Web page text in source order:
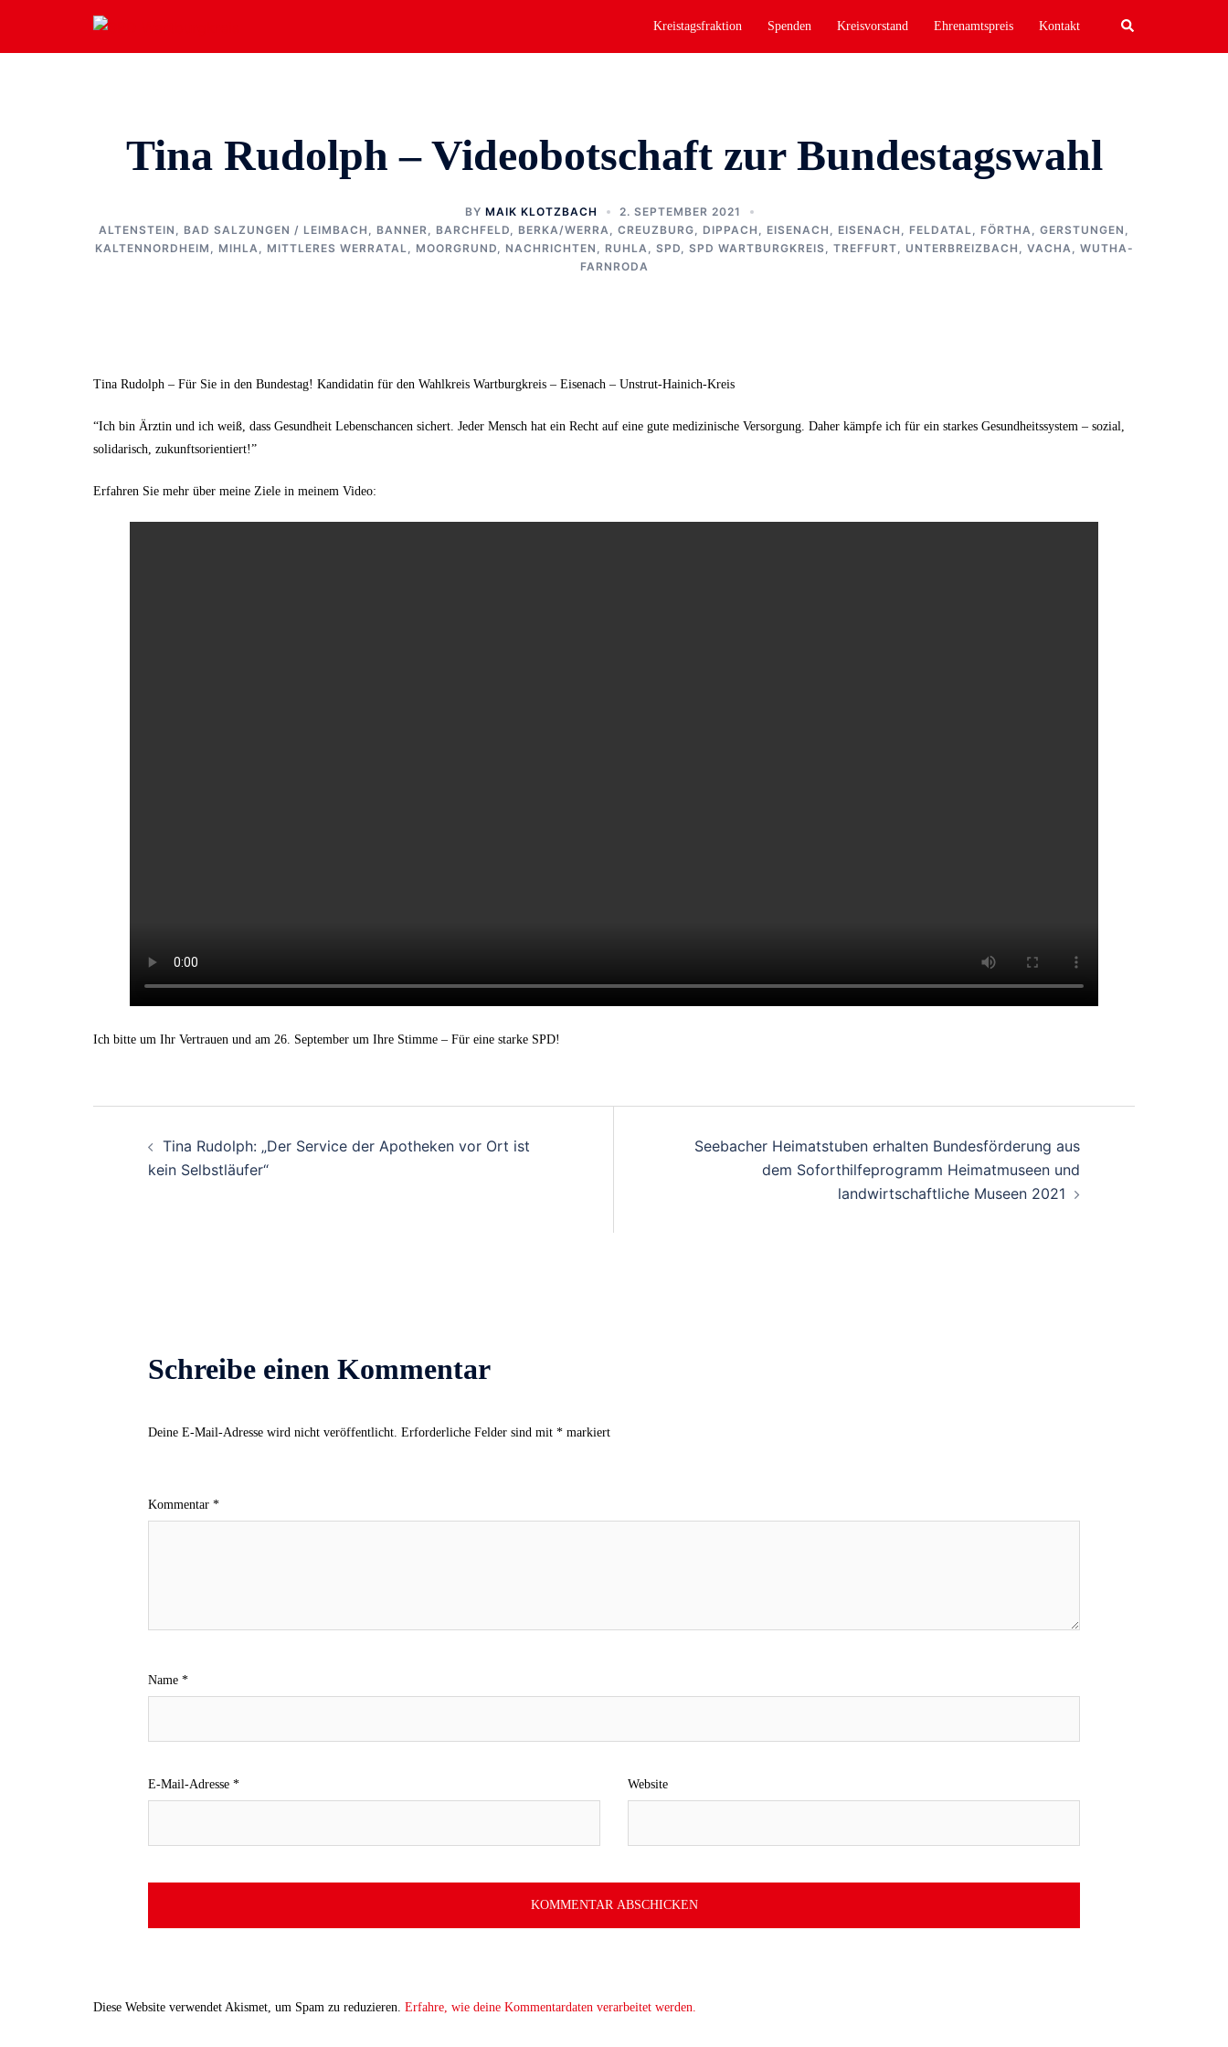
springen
Kreistagsfraktion Spenden Kreisvorstand Ehrenamtspreis Kontakt Search
Tina Rudolph – Videobotschaft zur Bundestagswahl
BY MAIK KLOTZBACH
2. SEPTEMBER 2021
ALTENSTEIN
BAD SALZUNGEN / LEIMBACH BANNER BARCHFELD BERKA/WERRA CREUZBURG DIPPACH EISENACH EISENACH FELDATAL FÖRTHA GERSTUNGEN
KALTENNORDHEIM
MIHLA MITTLERES WERRATAL MOORGRUND NACHRICHTEN RUHLA SPD SPD WARTBURGKREIS TREFFURT UNTERBREIZBACH VACHA
WUTHA-
FARNRODA
Tina Rudolph – Für Sie in den Bundestag! Kandidatin für den Wahlkreis Wartburgkreis – Eisenach – Unstrut-Hainich-Kreis
“Ich bin Ärztin und ich weiß, dass Gesundheit Lebenschancen sichert. Jeder Mensch hat ein Recht auf eine gute medizinische Versorgung. Daher kämpfe ich für ein starkes Gesundheitssystem – sozial,
solidarisch, zukunftsorientiert!”
Erfahren Sie mehr über meine Ziele in meinem Video:
Ich bitte um Ihr Vertrauen und am 26. September um Ihre Stimme – Für eine starke SPD!
Navigation
Tina Rudolph: „Der Service der Apotheken vor Ort ist
kein Selbstläufer“
Seebacher Heimatstuben erhalten Bundesförderung aus
dem Soforthilfeprogramm Heimatmuseen und
landwirtschaftliche Museen 2021
Schreibe einen Kommentar
Deine E-Mail-Adresse wird nicht veröffentlicht. Erforderliche Felder sind mit * markiert
Kommentar *
Name *
E-Mail-Adresse * Website
Diese Website verwendet Akismet, um Spam zu reduzieren. Erfahre, wie deine Kommentardaten verarbeitet werden.